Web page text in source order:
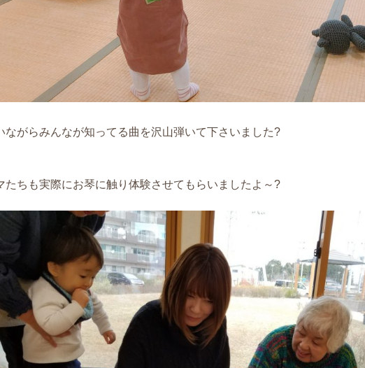
ながらみんなが知ってる曲を沢山弾いて下さいました?
たちも実際にお琴に触り体験させてもらいましたよ～?